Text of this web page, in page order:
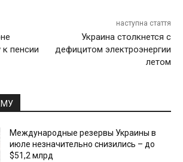
к пенсии
наступна стаття
Украина столкнется с
дефицитом электроэнергии
летом
Международные резервы Украины в
июле незначительно снизились – до
$51,2 млрд